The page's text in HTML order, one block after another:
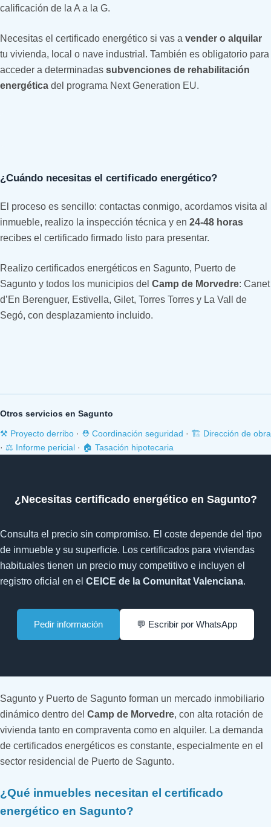
calificación de la A a la G.
Necesitas el certificado energético si vas a vender o alquilar
tu vivienda, local o nave industrial. También es obligatorio para
acceder a determinadas subvenciones de rehabilitación
energética del programa Next Generation EU.
¿Cuándo necesitas el certificado energético?
El proceso es sencillo: contactas conmigo, acordamos visita al
inmueble, realizo la inspección técnica y en 24-48 horas
recibes el certificado firmado listo para presentar.
Realizo certificados energéticos en Sagunto, Puerto de
Sagunto y todos los municipios del Camp de Morvedre: Canet
d’En Berenguer, Estivella, Gilet, Torres Torres y La Vall de
Segó, con desplazamiento incluido.
Otros servicios en Sagunto
⚒️ Proyecto derribo · ⛑️ Coordinación seguridad · 🏗️ Dirección de obra
· ⚖️ Informe pericial · 🏠 Tasación hipotecaria
¿Necesitas certificado energético en Sagunto?
Consulta el precio sin compromiso. El coste depende del tipo
de inmueble y su superficie. Los certificados para viviendas
habituales tienen un precio muy competitivo e incluyen el
registro oficial en el CEICE de la Comunitat Valenciana.
Pedir información 💬 Escribir por WhatsApp
Sagunto y Puerto de Sagunto forman un mercado inmobiliario
dinámico dentro del Camp de Morvedre, con alta rotación de
vivienda tanto en compraventa como en alquiler. La demanda
de certificados energéticos es constante, especialmente en el
sector residencial de Puerto de Sagunto.
¿Qué inmuebles necesitan el certificado
energético en Sagunto?